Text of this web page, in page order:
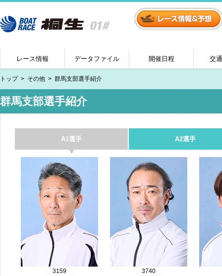
レース情報 データファイル 開催日程 交
トップ その他 群馬支部選手紹介
群馬支部選手紹介
A1選手 A2選手
3159
3740